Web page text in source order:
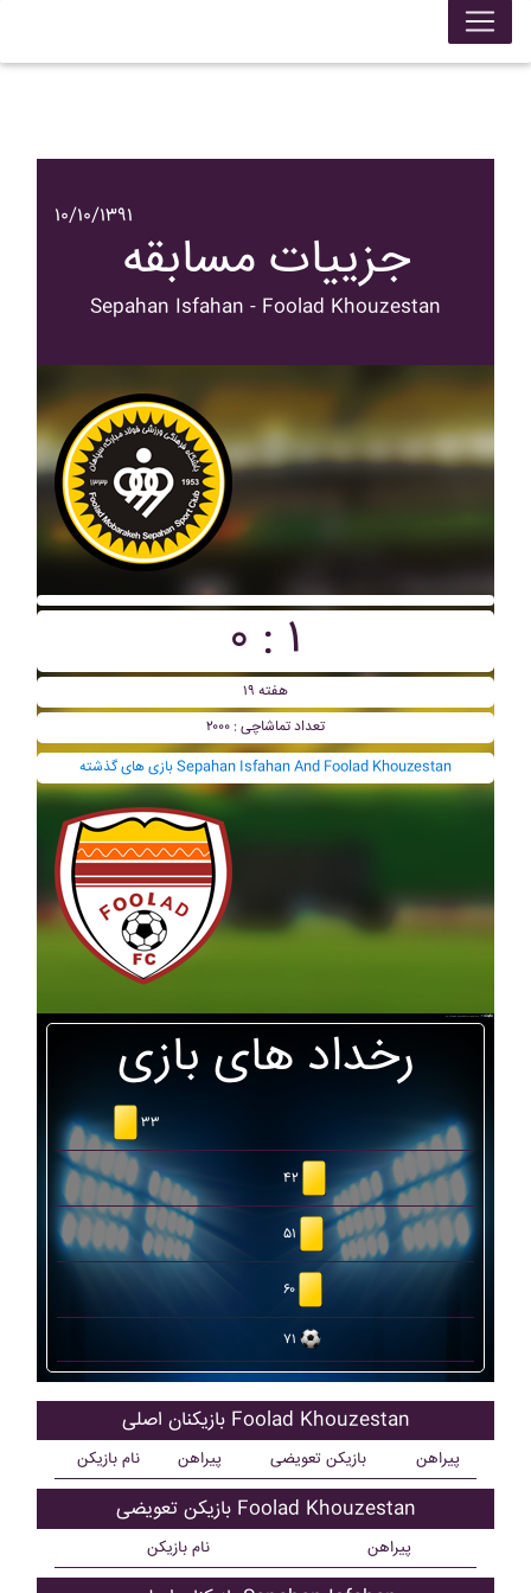
۱۰/۱۰/۱۳۹۱
جزییات مسابقه
Sepahan Isfahan - Foolad Khouzestan
۰ : ۱
هفته ۱۹
تعداد تماشاچی : ۲۰۰۰
بازی های گذشته Sepahan Isfahan And Foolad Khouzestan
رخداد های بازی
۳۳
۴۲
۵۱
۶۰
۷۱
بازیکنان اصلی Foolad Khouzestan
نام بازیکن پیراهن بازیکن تعویضی پیراهن
بازیکن تعویضی Foolad Khouzestan
نام بازیکن پیراهن